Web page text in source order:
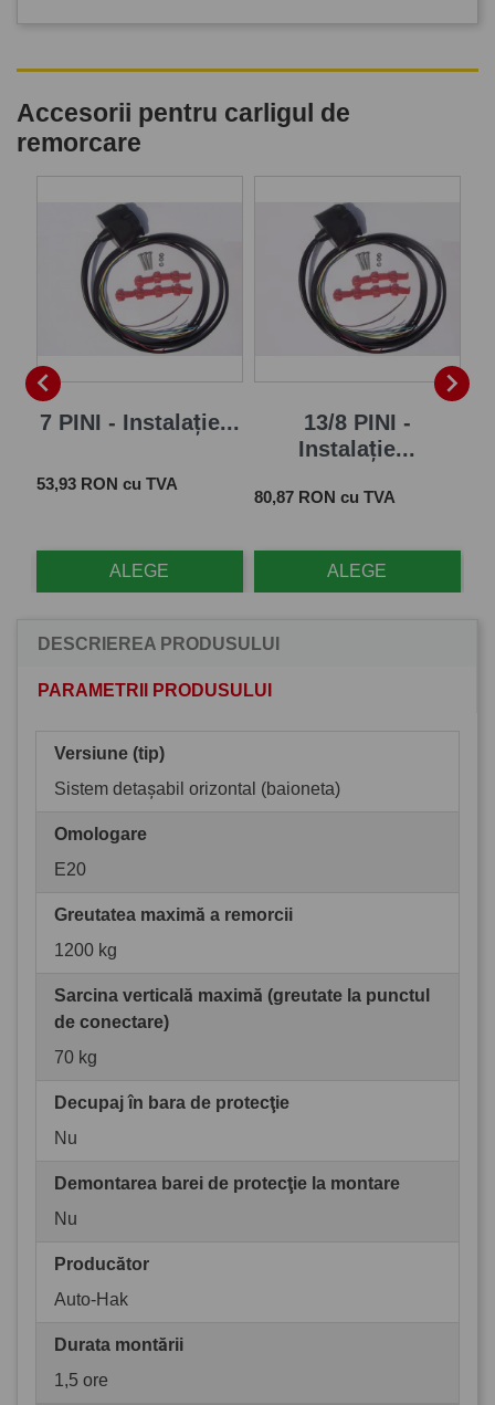
Accesorii pentru carligul de
remorcare

7 PINI - Instalație...
Pret
53,93 RON cu TVA
ALEGE
13/8 PINI -
Instalație...
Pret
80,87 RON cu TVA
ALEGE

DESCRIEREA PRODUSULUI
PARAMETRII PRODUSULUI
Versiune (tip)
Sistem detașabil orizontal (baioneta)
Omologare
E20
Greutatea maximă a remorcii
1200 kg
Sarcina verticală maximă (greutate la punctul
de conectare)
70 kg
Decupaj în bara de protecţie
Nu
Demontarea barei de protecţie la montare
Nu
Producător
Auto-Hak
Durata montării
1,5 ore